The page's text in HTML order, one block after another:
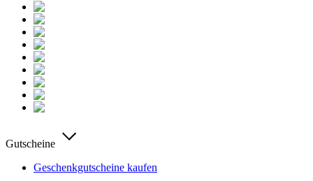
Gutscheine
Geschenkgutscheine kaufen